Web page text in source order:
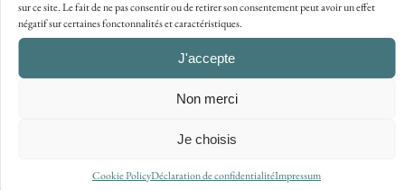
sur ce site. Le fait de ne pas consentir ou de retirer son consentement peut avoir un effet
négatif sur certaines fonctonnalités et caractéristiques.
J'accepte
Non merci
Je choisis
Cookie PolicyDéclaration de confidentialitéImpressum
passion en enseignant aux adultes chez Acropole
Studio à Neuchâtel. Son parcours est enrichi par
son engagement à transmettre son savoir et son
amour pour le cirque, inspirant ainsi ses élèves à
leur confiance en eux.